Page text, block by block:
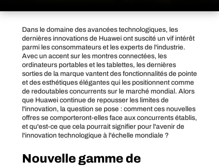
Dans le domaine des avancées technologiques, les
dernières innovations de Huawei ont suscité un vif intérêt
parmi les consommateurs et les experts de l'industrie.
Avec un accent sur les montres connectées, les
ordinateurs portables et les tablettes, les dernières
sorties de la marque vantent des fonctionnalités de pointe
et des esthétiques élégantes qui les positionnent comme
de redoutables concurrents sur le marché mondial. Alors
que Huawei continue de repousser les limites de
l'innovation, la question se pose : comment ces nouvelles
offres se comporteront-elles face aux concurrents établis,
et qu'est-ce que cela pourrait signifier pour l'avenir de
l'innovation technologique à l'échelle mondiale ?
Nouvelle gamme de